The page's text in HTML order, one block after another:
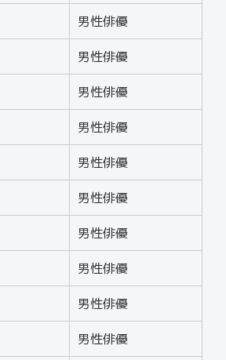
男性俳優
男性俳優
男性俳優
男性俳優
男性俳優
男性俳優
男性俳優
男性俳優
男性俳優
男性俳優